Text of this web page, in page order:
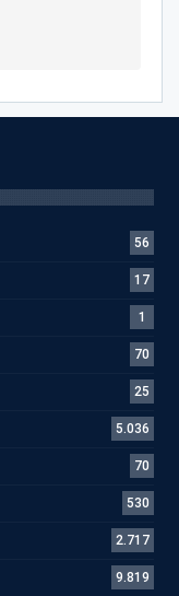
56
17
1
70
25
5.036
70
530
2.717
9.819